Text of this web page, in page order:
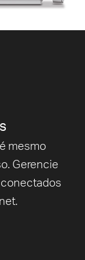
mesmo
Gerencie